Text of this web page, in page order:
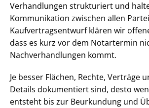
Verhandlungen strukturiert und
Kommunikation zwischen allen
Kauf­ver­trags­ent­wurf klären wir
dass es kurz vor dem Notartermin
Nach­ver­hand­lun­gen kommt.
Je besser Flächen, Rechte, Verträge
Details dokumentiert sind, desto
entsteht bis zur Beurkundung und